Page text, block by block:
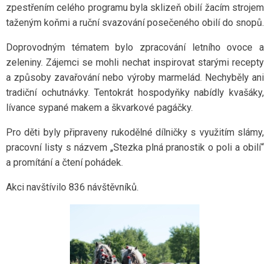
zpestřením celého programu byla sklizeň obilí žacím strojem
taženým koňmi a ruční svazování posečeného obilí do snopů.
Doprovodným tématem bylo zpracování letního ovoce a
zeleniny. Zájemci se mohli nechat inspirovat starými recepty
a způsoby zavařování nebo výroby marmelád. Nechyběly ani
tradiční ochutnávky. Tentokrát hospodyňky nabídly kvašáky,
lívance sypané makem a škvarkové pagáčky.
Pro děti byly připraveny rukodělné dílničky s využitím slámy,
pracovní listy s názvem „Stezka plná pranostik o poli a obilí“
a promítání a čtení pohádek.
Akci navštívilo 836 návštěvníků.